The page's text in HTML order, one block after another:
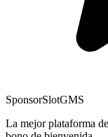
SponsorSlotGMS
La mejor plataforma